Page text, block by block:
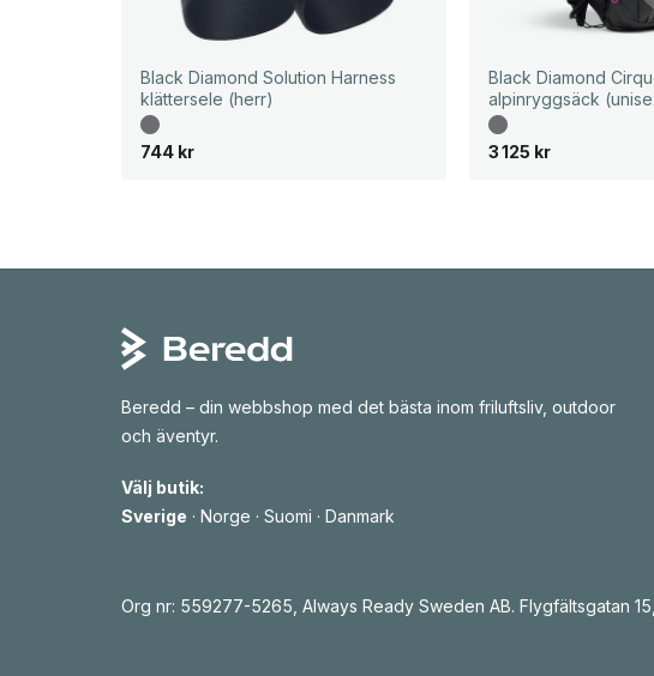
Black Diamond Solution Harness
klättersele (herr)
744 kr
Black Diamond
alpinryggsäck
3 125 kr
Beredd – din webbshop med det bästa inom friluftsliv, outdoor
och äventyr.
Välj butik:
Sverige · Norge · Suomi · Danmark
Org nr: 559277-5265, Always Ready Sweden AB. Flygfältsgatan